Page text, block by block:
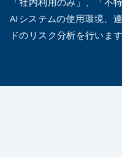
AIシステムの使用環境、
ドのリスク分析を行います